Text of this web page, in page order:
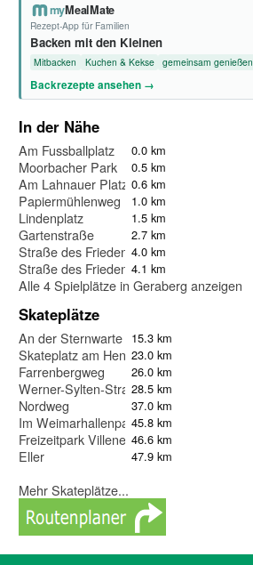
myMealMate
Rezept-App für Familien
Backen mit den Kleinen
Mitbacken Kuchen & Kekse gemeinsam genießen
Backrezepte ansehen →
In der Nähe
Am Fussballplatz 0.0 km
Moorbacher Park 0.5 km
Am Lahnauer Platz 0.6 km
Papiermühlenweg 1.0 km
Lindenplatz 1.5 km
Gartenstraße 2.7 km
Straße des Friedens II4.0 km
Straße des Friedens I4.1 km
Alle 4 Spielplätze in Geraberg anzeigen
Skateplätze
An der Sternwarte 15.3 km
Skateplatz am Hennebergstadion
23.0 km
Farrenbergweg 26.0 km
Werner-Sylten-Straße28.5 km
Nordweg 37.0 km
Im Weimarhallenpark45.8 km
Freizeitpark Villeneuve sur Lot
46.6 km
Eller 47.9 km
Mehr Skateplätze...